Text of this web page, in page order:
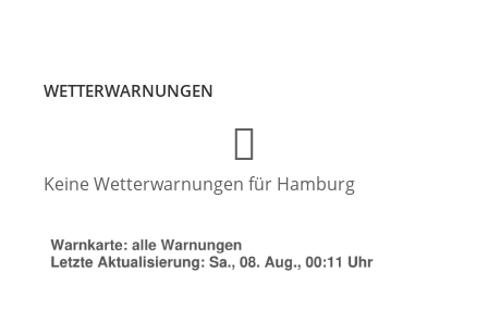
WETTERWARNUNGEN
Keine Wetterwarnungen für Hamburg